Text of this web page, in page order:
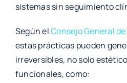
sistemas sin seguimiento
Según elConsejo General
estas prácticas pueden
irreversibles, no solo
funcionales, como: